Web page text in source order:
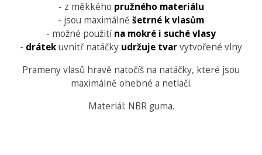
- z měkkého pružného materiálu
- jsou maximálně šetrné k vlasům
- možné použitína mokré i suché vlasy
- drátekuvnitř natáčky udržuje tvarvytvořené vlny
Prameny vlasů hravě natočíš na natáčky, které jsou
maximálně ohebné a netlačí.
Materiál: NBR guma.